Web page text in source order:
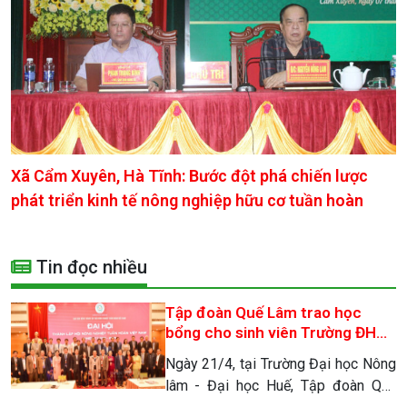
Xã Cẩm Xuyên, Hà Tĩnh: Bước đột phá chiến lược
phát triển kinh tế nông nghiệp hữu cơ tuần hoàn
Tin đọc nhiều
Tập đoàn Quế Lâm trao học
bổng cho sinh viên Trường ĐH
Nông lâm – Đại học Huế
Ngày 21/4, tại Trường Đại học Nông
lâm - Đại học Huế, Tập đoàn Quế